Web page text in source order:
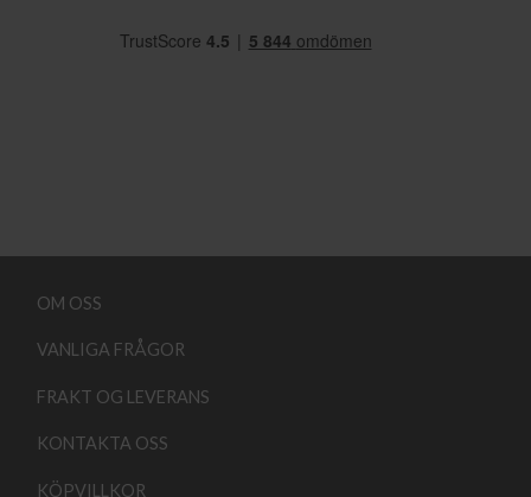
OM OSS
VANLIGA FRÅGOR
FRAKT OG LEVERANS
KONTAKTA OSS
KÖPVILLKOR